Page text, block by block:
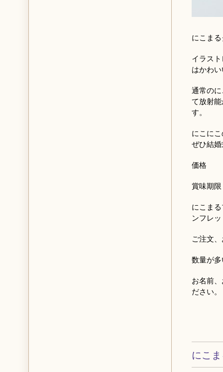
にこま
イラス
はかわ
通常の
て放射
す。
にこに
ぜひ結
価格
賞味
にこま
ンフレ
ご注文
数量が
お名前
ださい。
にこ